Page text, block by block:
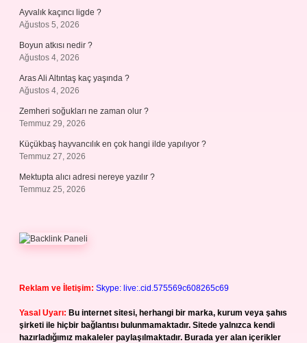
Ayvalık kaçıncı ligde ?
Ağustos 5, 2026
Boyun atkısı nedir ?
Ağustos 4, 2026
Aras Ali Altıntaş kaç yaşında ?
Ağustos 4, 2026
Zemheri soğukları ne zaman olur ?
Temmuz 29, 2026
Küçükbaş hayvancılık en çok hangi ilde yapılıyor ?
Temmuz 27, 2026
Mektupta alıcı adresi nereye yazılır ?
Temmuz 25, 2026
Reklam ve İletişim: Skype: live:.cid.575569c608265c69
Yasal Uyarı: Bu internet sitesi, herhangi bir marka, kurum veya şahıs
şirketi ile hiçbir bağlantısı bulunmamaktadır. Sitede yalnızca kendi
hazırladığımız makaleler paylaşılmaktadır. Burada yer alan içerikler